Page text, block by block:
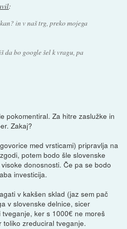
:
in v naš trg, preko mojega
da bo google šel k vragu, pa
pokomentiral. Za hitre zaslužke in
Zakaj?
med vrsticami) pripravlja na
potem bodo šle slovenske
donosnosti. Če pa se bodo
investicija.
v kakšen sklad (jaz sem pač
v slovenske delnice, sicer
ker s 1000€ ne moreš
toliko zreduciral tveganje.